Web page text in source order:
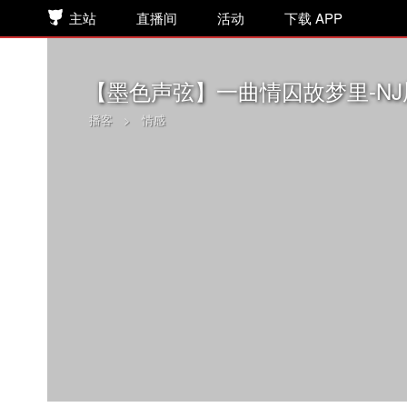
主站 直播间 活动 下载 APP
【墨色声弦】一曲情囚故梦里-
播客 > 情感